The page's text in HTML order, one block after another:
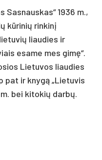
Sasnauskas“ 1936 m.,
kūrinių rinkinį
liaudies ir
esame mes gimę“.
Lietuvos liaudies
pat ir knygą „Lietuvis
bei kitokių darbų.